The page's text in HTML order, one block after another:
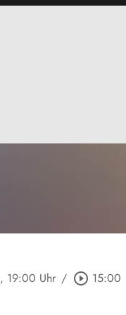
, 19:00 Uhr / play_circle_outline 15:00